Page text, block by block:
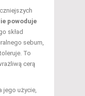
powoduje
skład
sebum,
To
cerą
jego użycie,